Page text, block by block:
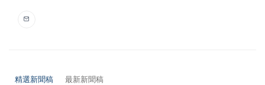
精選新聞稿 最新新聞稿